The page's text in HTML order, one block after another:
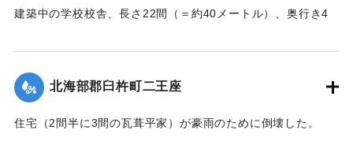
｜固有コード: 002680196
建築中の学校校舎、長さ22間（＝約40メートル）、奥行き4
校舎は6分方しか竣成しておらず、損害は軽微だった。
【出典：大分新聞 大正7年7月16日7面（15日夕刊）】
｜固有コード: 002680197
北海部郡臼杵町二王座
住宅（2間半に3間の瓦葺平家）が豪雨のために倒壊した。